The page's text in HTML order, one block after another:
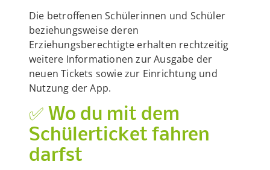
Die betroffenen Schülerinnen und Schüler
beziehungsweise deren
Erziehungsberechtigte erhalten rechtzeitig
weitere Informationen zur Ausgabe der
neuen Tickets sowie zur Einrichtung und
Nutzung der App.
✅ Wo du mit dem
Schülerticket fahren
darfst